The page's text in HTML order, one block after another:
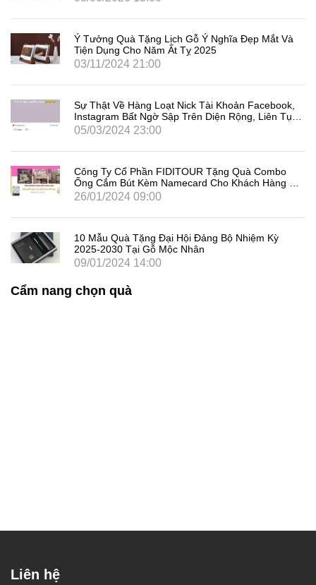
Ý Tưởng Quà Tặng Lịch Gỗ Ý Nghĩa Đẹp Mắt Và
Tiện Dụng Cho Năm Ất Tỵ 2025
03/11/2024 21:00
Sự Thật Về Hàng Loạt Nick Tài Khoản Facebook,
Instagram Bất Ngờ Sập Trên Diện Rộng, Liên Tục
Đăng Xuất Người Dùng Là Gì
05/03/2024 23:00
Công Ty Cổ Phần FIDITOUR Tặng Quà Combo
Ống Cắm Bút Kèm Namecard Cho Khách Hàng Dịp
8/3
26/01/2024 09:00
10 Mẫu Quà Tặng Đại Hội Đảng Bộ Nhiệm Kỳ
2025-2030 Tại Gỗ Mộc Nhân
09/01/2024 14:00
Cẩm nang chọn quà
Liên hệ